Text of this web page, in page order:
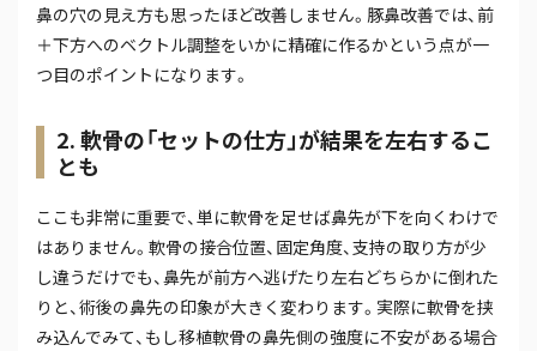
鼻の穴の見え方も思ったほど改善しません。豚鼻改善では、前
＋下方へのベクトル調整をいかに精確に作るかという点が一
つ目のポイントになります。
2. 軟骨の「セットの仕方」が結果を左右するこ
とも
ここも非常に重要で、単に軟骨を足せば鼻先が下を向くわけで
はありません。軟骨の接合位置、固定角度、支持の取り方が少
し違うだけでも、鼻先が前方へ逃げたり左右どちらかに倒れた
りと、術後の鼻先の印象が大きく変わります。実際に軟骨を挟
み込んでみて、もし移植軟骨の鼻先側の強度に不安がある場合